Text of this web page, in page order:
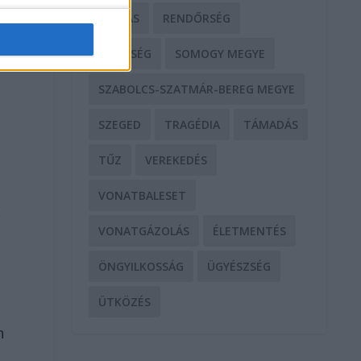
RABLÁS RENDŐRSÉG
SEGÍTSÉG SOMOGY MEGYE
SZABOLCS-SZATMÁR-BEREG MEGYE
SZEGED TRAGÉDIA TÁMADÁS
TŰZ VEREKEDÉS
VONATBALESET
VONATGÁZOLÁS ÉLETMENTÉS
ÖNGYILKOSSÁG ÜGYÉSZSÉG
ÜTKÖZÉS